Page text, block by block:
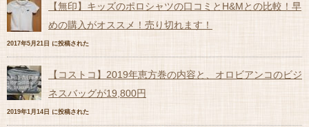
【無印】キッズのポロシャツの口コミとH&Mとの比較！早
めの購入がオススメ！売り切れます！
2017年5月21日 に投稿された
【コストコ】2019年恵方巻の内容と、オロビアンコのビジ
ネスバッグが19,800円
2019年1月14日 に投稿された